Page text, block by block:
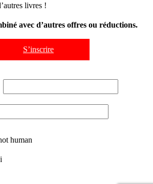
livres !
avec d’autres offres ou réductions.
S’inscrire
human